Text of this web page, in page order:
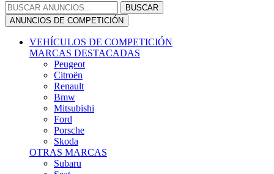
Seat
Opel
Volkswagen
Hyundai
Fiat, Alfa Romeo, Lancia, Jeep
Toyota
Suzuki
Honda
Mini
Dacia
Audi
Otras Marcas
ANUNCIOS DE COMPRA
Compra De Coches
ALQUILER VEHÍCULOS
ALQUILER VEHÍCULOS